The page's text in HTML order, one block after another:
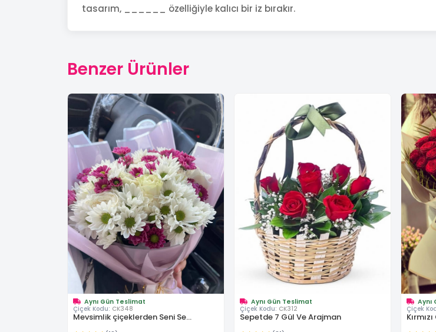
tasarım, ______ özelliğiyle kalıcı bir iz bırakır.
Benzer Ürünler
Aynı Gün Teslimat
Çiçek Kodu: CK348
Mevsimlik çiçeklerden Seni Se...
Aynı Gün Teslimat
Çiçek Kodu: CK312
Sepetde 7 Gül Ve Arajman
Aynı
Çiçek